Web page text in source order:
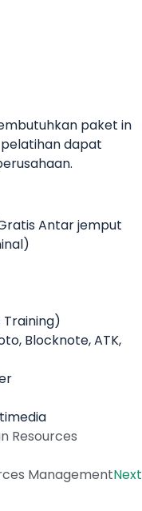
paket in
dapat
Antar jemput
Training)
Blocknote, ATK,
Resources
ManagementNext